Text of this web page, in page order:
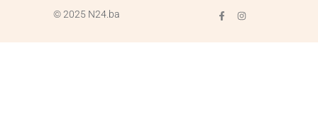
© 2025 N24.ba